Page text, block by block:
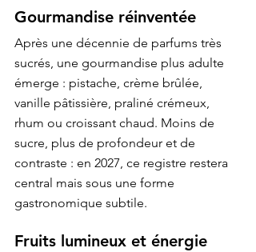
Gourmandise réinventée
Après une décennie de parfums très
sucrés, une gourmandise plus adulte
émerge : pistache, crème brûlée,
vanille pâtissière, praliné crémeux,
rhum ou croissant chaud. Moins de
sucre, plus de profondeur et de
contraste : en 2027, ce registre restera
central mais sous une forme
gastronomique subtile.
Fruits lumineux et énergie